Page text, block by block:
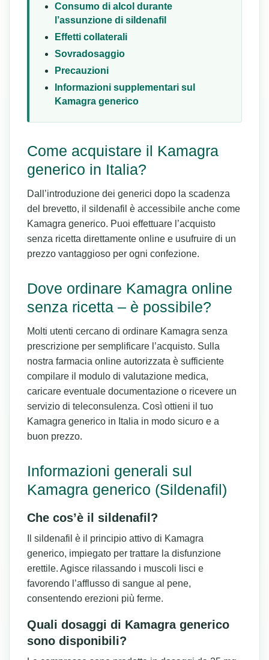
Consumo di alcol durante
l’assunzione di sildenafil
Effetti collaterali
Sovradosaggio
Precauzioni
Informazioni supplementari sul
Kamagra generico
Come acquistare il Kamagra
generico in Italia?
Dall’introduzione dei generici dopo la scadenza
del brevetto, il sildenafil è accessibile anche come
Kamagra generico. Puoi effettuare l’acquisto
senza ricetta direttamente online e usufruire di un
prezzo vantaggioso per ogni confezione.
Dove ordinare Kamagra online
senza ricetta – è possibile?
Molti utenti cercano di ordinare Kamagra senza
prescrizione per semplificare l’acquisto. Sulla
nostra farmacia online autorizzata è sufficiente
compilare il modulo di valutazione medica,
caricare eventuale documentazione o ricevere un
servizio di teleconsulenza. Così ottieni il tuo
Kamagra generico in Italia in modo sicuro e a
buon prezzo.
Informazioni generali sul
Kamagra generico (Sildenafil)
Che cos’è il sildenafil?
Il sildenafil è il principio attivo di Kamagra
generico, impiegato per trattare la disfunzione
erettile. Agisce rilassando i muscoli lisci e
favorendo l’afflusso di sangue al pene,
consentendo erezioni più ferme.
Quali dosaggi di Kamagra generico
sono disponibili?